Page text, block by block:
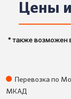
Цены
* также возможен
Перевозка по
МКАД